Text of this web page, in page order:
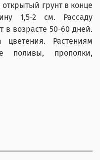
грунт в конце
1,5-2 см. Рассаду
возрасте 50-60 дней.
Растениям
поливы, прополки,